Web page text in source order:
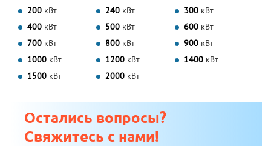
200 кВт 240 кВт 300 кВт
400 кВт 500 кВт 600 кВт
700 кВт 800 кВт 900 кВт
1000 кВт 1200 кВт 1400 кВт
1500 кВт 2000 кВт
Остались вопросы?
Свяжитесь с нами!